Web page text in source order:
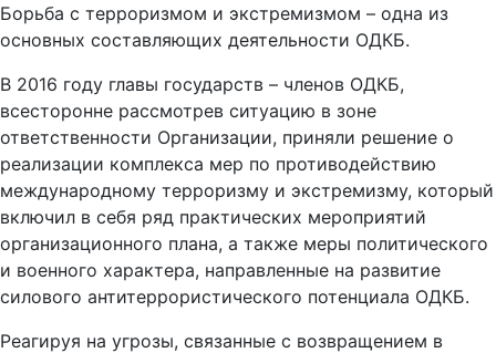
Борьба с терроризмом и экстремизмом – одна из
основных составляющих деятельности ОДКБ.
В 2016 году главы государств – членов ОДКБ,
всесторонне рассмотрев ситуацию в зоне
ответственности Организации, приняли решение о
реализации комплекса мер по противодействию
международному терроризму и экстремизму, который
включил в себя ряд практических мероприятий
организационного плана, а также меры политического
и военного характера, направленные на развитие
силового антитеррористического потенциала ОДКБ.
Реагируя на угрозы, связанные с возвращением в